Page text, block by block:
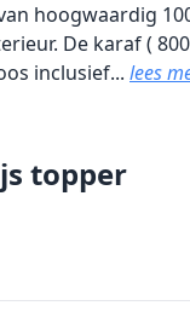
hoogwaardig
De karaf (
inclusief... lees
topper